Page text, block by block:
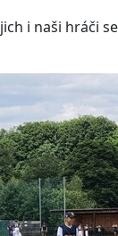
i naši hráči